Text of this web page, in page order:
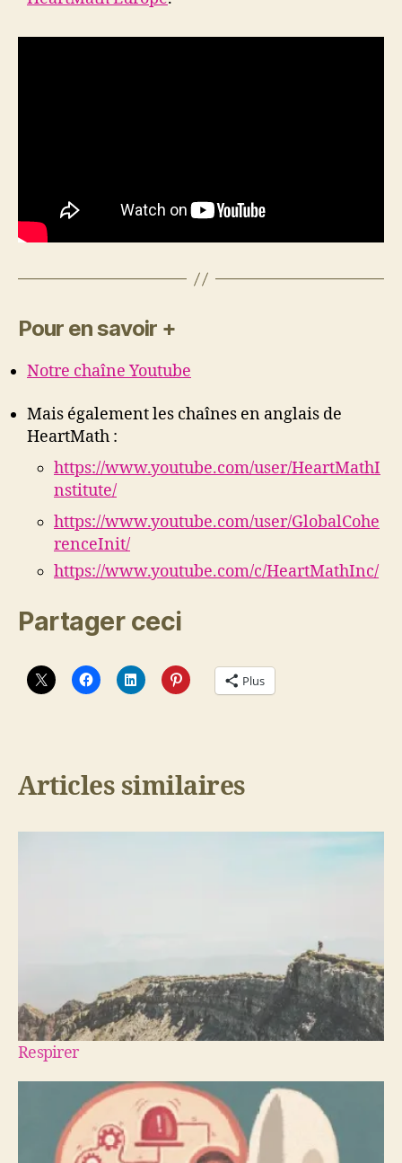
Pour en savoir +
Notre chaîne Youtube
Mais également les chaînes en anglais de
HeartMath :
https://www.youtube.com/user/HeartMathI
nstitute/
https://www.youtube.com/user/GlobalCohe
renceInit/
https://www.youtube.com/c/HeartMathInc/
Partager ceci
Plus
Articles similaires
Respirer